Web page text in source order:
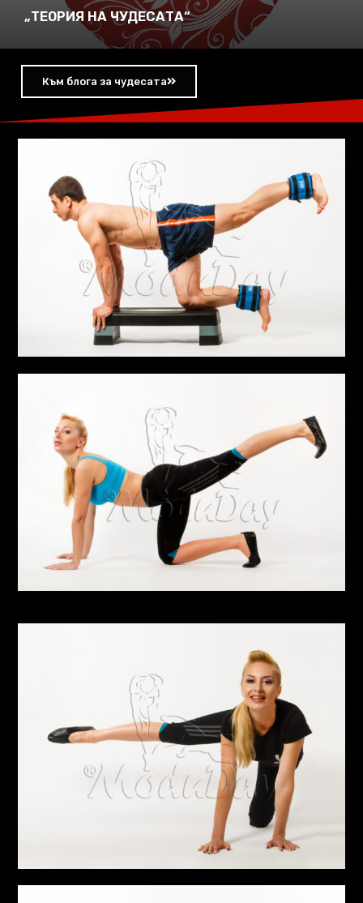
„ТЕОРИЯ НА ЧУДЕСАТА“
Към блога за чудесата